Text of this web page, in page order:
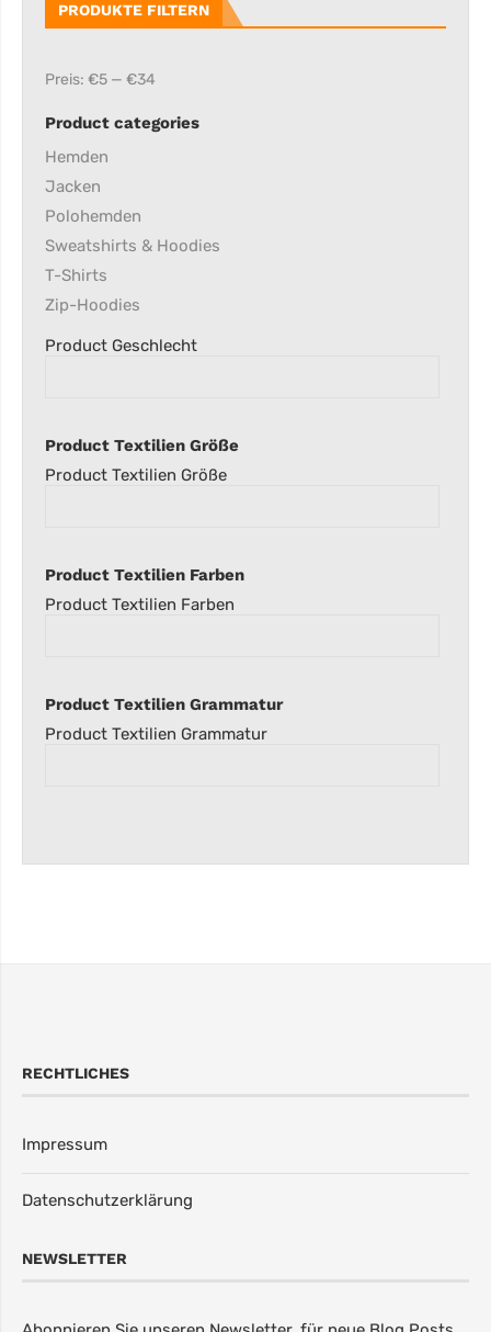
PRODUKTE FILTERN
Preis: €5 — €34
Product categories
Hemden
Jacken
Polohemden
Sweatshirts & Hoodies
T-Shirts
Zip-Hoodies
Product Geschlecht
Product Textilien Größe
Product Textilien Größe
Product Textilien Farben
Product Textilien Farben
Product Textilien Grammatur
Product Textilien Grammatur
RECHTLICHES
Impressum
Datenschutzerklärung
NEWSLETTER